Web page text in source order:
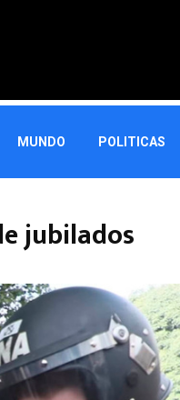
MUNDO POLITICAS
jubilados